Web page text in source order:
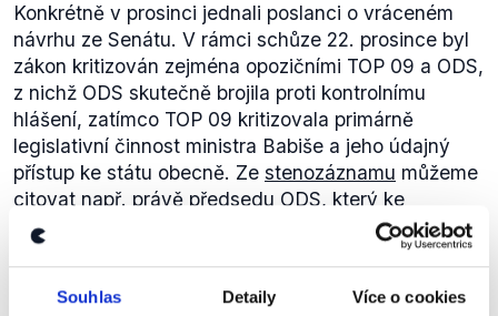
Souhlas Detaily Více o cookies
Konkrétně v prosinci jednali poslanci o vráceném
návrhu ze Senátu. V rámci schůze 22. prosince byl
zákon kritizován zejména opozičními TOP 09 a ODS,
z nichž ODS skutečně brojila proti kontrolnímu
hlášení, zatímco TOP 09 kritizovala primárně
legislativní činnost ministra Babiše a jeho údajný
přístup ke státu obecně. Ze stenozáznamu můžeme
citovat např. právě předsedu ODS, který ke
kontrolnímu hlášení uvedl
„Já bych připomenul v několika bodech naše hlavní
Opravdu jenom velmi stručně:
1. Zasáhne to čtvrt